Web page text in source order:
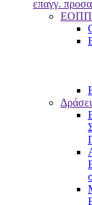
επαγγ.